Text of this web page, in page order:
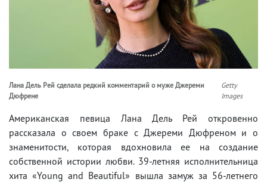
Лана Дель Рей сделала редкий комментарий о муже Джереми
Дюфрене
Getty
Images
Американская певица Лана Дель Рей откровенно
рассказала о своем браке с Джереми Дюфреном и о
знаменитости, которая вдохновила ее на создание
собственной истории любви. 39-летняя исполнительница
хита «Young and Beautiful» вышла замуж за 56-летнего